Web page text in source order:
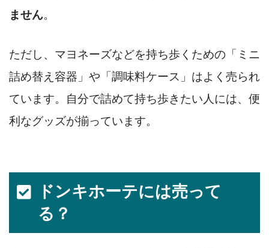
ません。
ただし、マヨネーズなどを持ち歩くための「ミニ
詰め替え容器」や「調味料ケース」はよく売られ
ています。自分で詰めて持ち歩きたい人には、便
利なグッズが揃っています。
ドンキホーテには売って
る？